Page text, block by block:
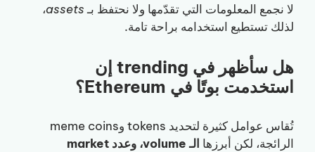
لا نجمع المعلومات التي تقدّمها ولا نحتفظ بـassets،
لذلك تستطيع استخدامه براحة تامة.
هل سأظهر في trending إن
استخدمت بوتًا في Ethereum؟
تُقاس عوامل كثيرة لتحديد tokens وmeme coins
الرائجة، لكن أبرزها
الـ volume، وعدد market